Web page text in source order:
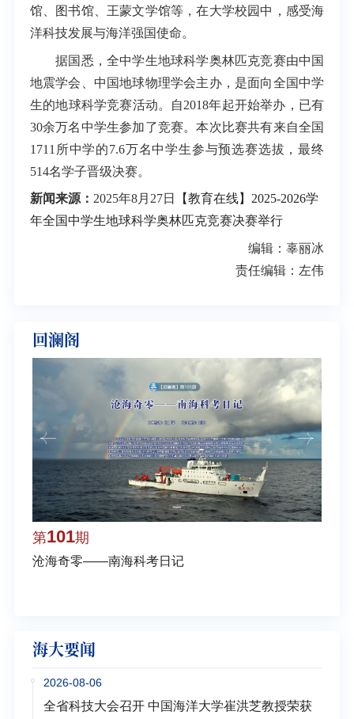
馆、图书馆、王蒙文学馆等，在大学校园中，感受海
洋科技发展与海洋强国使命。
据国悉，全中学生地球科学奥林匹克竞赛由中国
地震学会、中国地球物理学会主办，是面向全国中学
生的地球科学竞赛活动。自2018年起开始举办，已有
30余万名中学生参加了竞赛。本次比赛共有来自全国
1711所中学的7.6万名中学生参与预选赛选拔，最终
514名学子晋级决赛。
新闻来源： 2025年8月27日
【教育在线】2025-2026学
年全国中学生地球科学奥林匹克竞赛决赛举行
编辑：辜丽冰
责任编辑：左伟
回澜阁
第101期
沧海奇零——南海科考日记
海大要闻
2026-08-06
全省科技大会召开 中国海洋大学崔洪芝教授荣获